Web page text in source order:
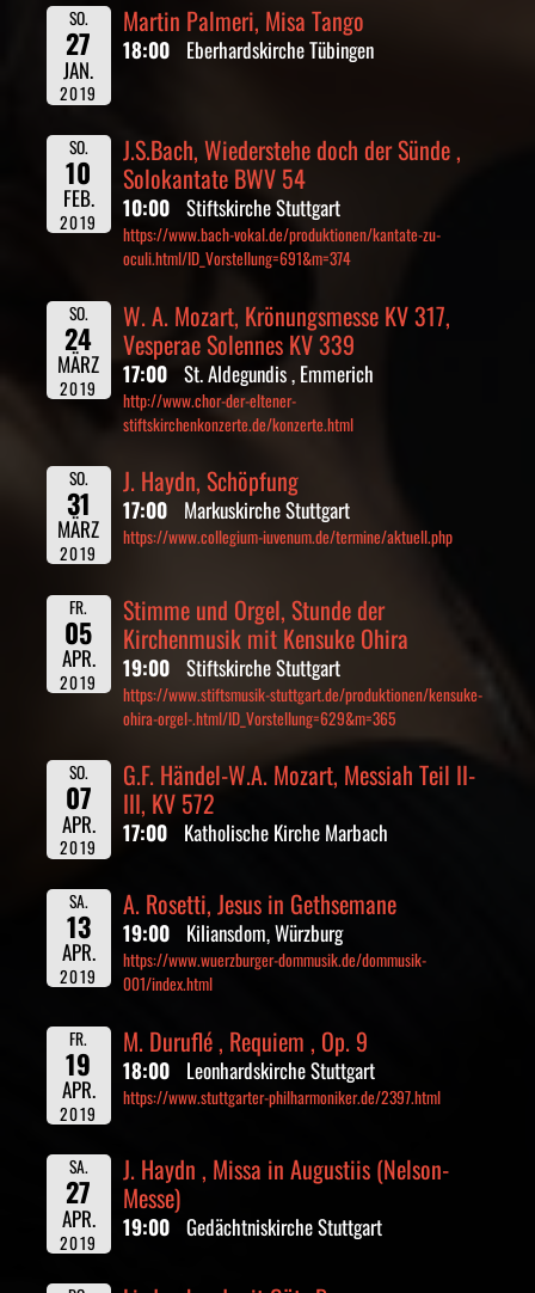
SO.
27
JAN.
2019
Martin Palmeri, Misa Tango
18:00 Eberhardskirche Tübingen
SO.
10
FEB.
2019
J.S.Bach, Wiederstehe doch der Sünde ,
Solokantate BWV 54
10:00 Stiftskirche Stuttgart
https://www.bach-vokal.de/produktionen/kantate-zu-
oculi.html/ID_Vorstellung=691&m=374
SO.
24
MÄRZ
2019
W. A. Mozart, Krönungsmesse KV 317,
Vesperae Solennes KV 339
17:00 St. Aldegundis , Emmerich
http://www.chor-der-eltener-
stiftskirchenkonzerte.de/konzerte.html
SO.
31
MÄRZ
2019
J. Haydn, Schöpfung
17:00 Markuskirche Stuttgart
https://www.collegium-iuvenum.de/termine/aktuell.php
FR.
05
APR.
2019
Stimme und Orgel, Stunde der
Kirchenmusik mit Kensuke Ohira
19:00 Stiftskirche Stuttgart
https://www.stiftsmusik-stuttgart.de/produktionen/kensuke-
ohira-orgel-.html/ID_Vorstellung=629&m=365
SO.
07
APR.
2019
G.F. Händel-W.A. Mozart, Messiah Teil II-
III, KV 572
17:00 Katholische Kirche Marbach
SA.
13
APR.
2019
A. Rosetti, Jesus in Gethsemane
19:00 Kiliansdom, Würzburg
https://www.wuerzburger-dommusik.de/dommusik-
001/index.html
FR.
19
APR.
2019
M. Duruflé , Requiem , Op. 9
18:00 Leonhardskirche Stuttgart
https://www.stuttgarter-philharmoniker.de/2397.html
SA.
27
APR.
2019
J. Haydn , Missa in Augustiis (Nelson-
Messe)
19:00 Gedächtniskirche Stuttgart